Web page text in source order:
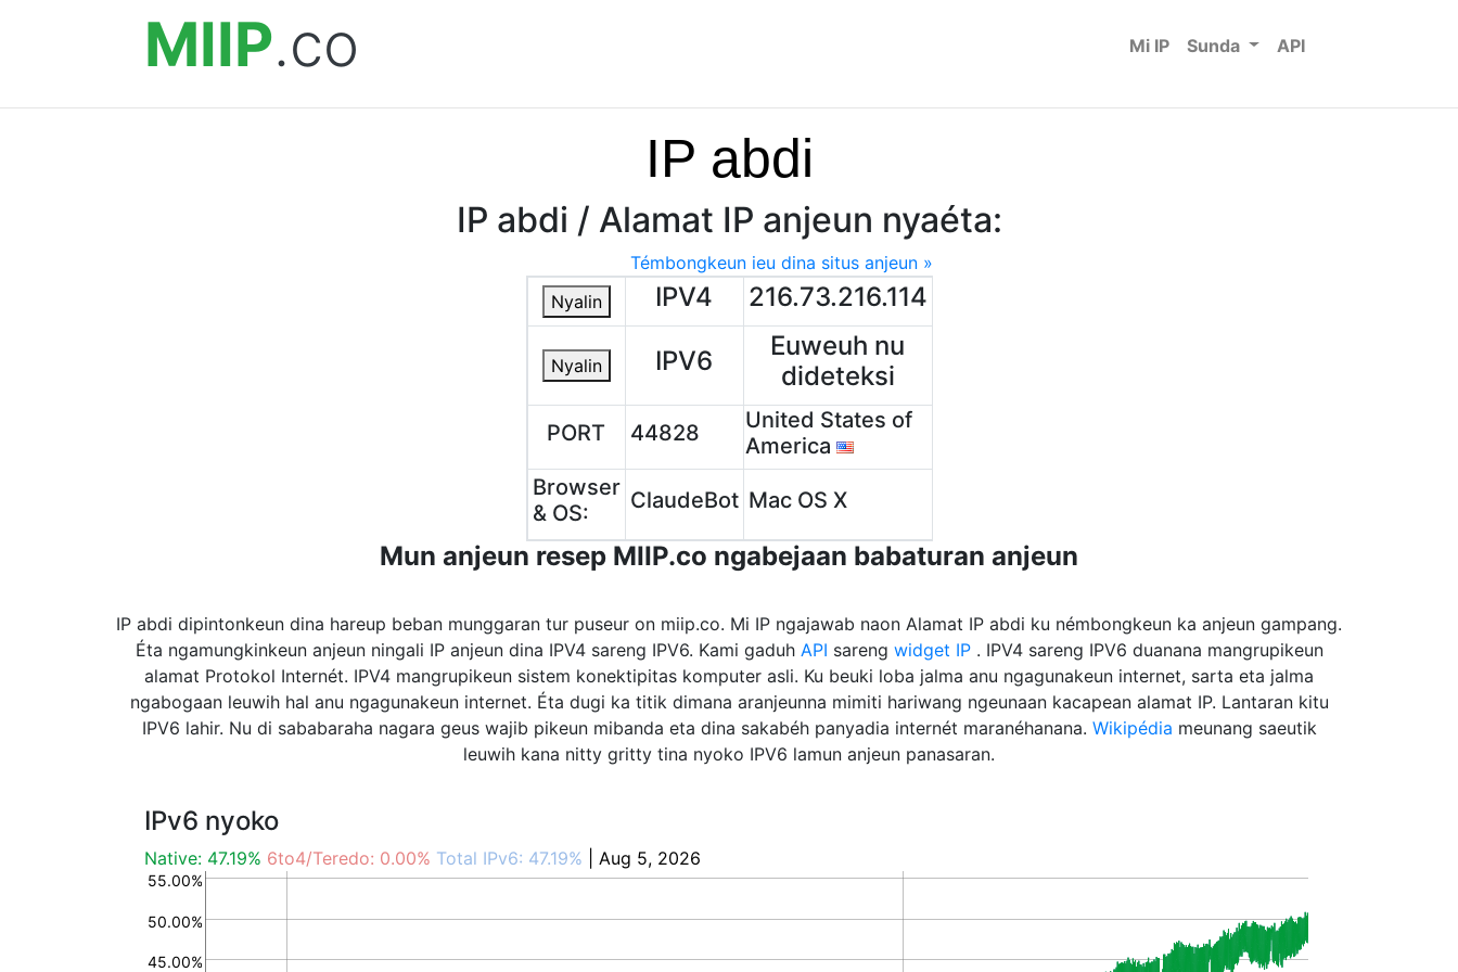
MIIP.co Mi IP Sunda API
IP abdi
IP abdi / Alamat IP anjeun nyaéta:
Témbongkeun ieu dina situs anjeun »
Nyalin
IPV4 216.73.216.114
Nyalin IPV6
Euweuh nu
dideteksi
PORT 44828
United States of
America
Browser
& OS:
ClaudeBot Mac OS X
Mun anjeun resep MIIP.co ngabejaan babaturan anjeun
IP abdi dipintonkeun dina hareup beban munggaran tur puseur on miip.co. Mi IP ngajawab naon Alamat IP abdi ku némbongkeun ka anjeun gampang.
Éta ngamungkinkeun anjeun ningali IP anjeun dina IPV4 sareng IPV6. Kami gaduh API sareng widget IP. IPV4 sareng IPV6 duanana mangrupikeun
alamat Protokol Internét. IPV4 mangrupikeun sistem konektipitas komputer asli. Ku beuki loba jalma anu ngagunakeun internet, sarta eta jalma
ngabogaan leuwih hal anu ngagunakeun internet. Éta dugi ka titik dimana aranjeunna mimiti hariwang ngeunaan kacapean alamat IP. Lantaran kitu
IPV6 lahir. Nu di sababaraha nagara geus wajib pikeun mibanda eta dina sakabéh panyadia internét maranéhanana. Wikipédia meunang saeutik
leuwih kana nitty gritty tina nyoko IPV6 lamun anjeun panasaran.
IPv6 nyoko
Native: 47.19% 6to4/Teredo: 0.00% Total IPv6: 47.19% | Aug 5, 2026
45.00%
50.00%
55.00%